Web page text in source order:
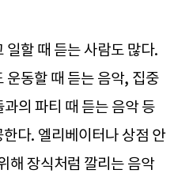
일할 때 듣는 사람도 많다.
운동할 때 듣는 음악, 집중
의 파티 때 듣는 음악 등
다. 엘리베이터나 상점 안
해 장식처럼 깔리는 음악